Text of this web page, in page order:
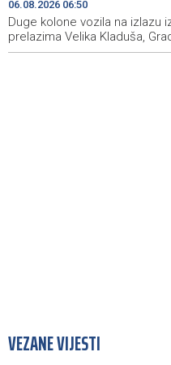
18:14
Crishock: OHR
akterima u BiH
06.08.2026 06:50
Duge kolone vozila na izlazu
prelazima Velika Kladuša,
VEZANE VIJESTI